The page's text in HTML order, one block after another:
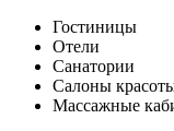
Гостиницы
Отели
Санатории
Салоны
Массажные